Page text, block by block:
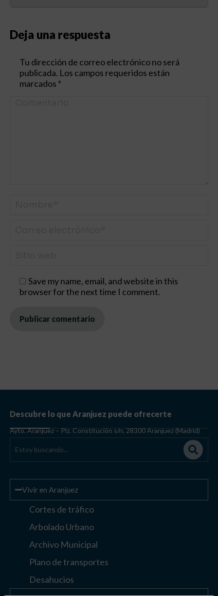
Deja una respuesta
Tu dirección de correo electrónico no será
publicada. Los campos requeridos están
marcados *
Save my name, email, and website in this
browser for the next time I comment.
Publicar comentario
Descubre lo que Aranjuez puede ofrecerte
Ayto. Aranjuez – Plz. Constitución s/n, 28300 Aranjuez (Madrid)
Vivir en Aranjuez
Cortes de tráfico
Arbolado Urbano
Archivo Municipal
Plano de transportes
Desahucios